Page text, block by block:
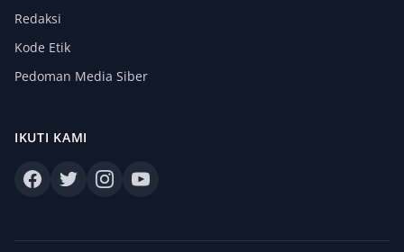
Redaksi
Kode Etik
Pedoman Media Siber
IKUTI KAMI